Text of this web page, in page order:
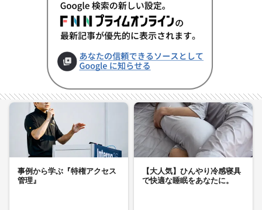
事例から学ぶ『特権アクセス
管理』
【大人気】ひんやり冷感寝具
で快適な睡眠をあなたに。